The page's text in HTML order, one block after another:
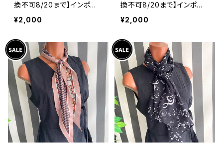
換不可8/20まで】インポー
ト大判ストール｜SILK FEE
LING ロングスカーフ/ブラ
¥2,000
換不可8/20まで】インポー
ト大判ストール｜SILK FEE
LING ロングスカーフ/モノト
¥2,000